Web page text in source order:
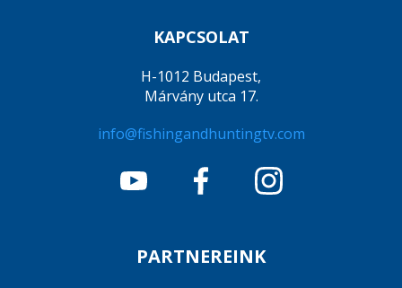
KAPCSOLAT
H-1012 Budapest,
Márvány utca 17.
info@fishingandhuntingtv.com
PARTNEREINK